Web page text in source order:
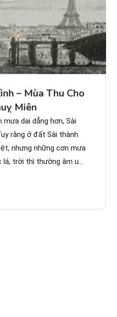
– Mùa Thu Cho
Miên
dai dẳng hơn, Sài
rằng ở đất Sài thành
nhưng những cơn mưa
lá, trời thì thường âm u